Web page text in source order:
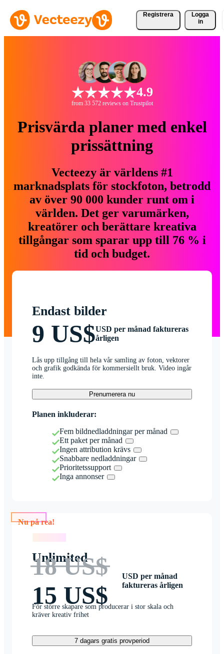
Registrera
Logga
in
4.9
from 33 572 reviews on Trustpilot
Prisvärda planer med enkel
prissättning
Vecteezy är världens #1
marknadsplats för stockfoton, betrodd
av över 90 000 kunder runt om i
världen. Det ger varumärken,
kreatörer och berättare kreativa
tillgångar som sparar upp till 76 % i
tid och budget.
Endast bilder
9 US$USD per månad faktureras
årligen
Lås upp tillgång till hela vår samling av foton, vektorer
och grafik godkända för kommersiellt bruk. Video ingår
inte.
Prenumerera nu
Planen inkluderar:
Fem bildnedladdningar per månad
Ett paket per månad
Ingen attribution krävs
Snabbare nedladdningar
Prioritetssupport
Inga annonser
Nu på rea!
Unlimited
18 US$
15 US$
USD per månad
faktureras årligen
För större skapare som producerar i stor skala och
kräver kreativ frihet
7 dagars gratis provperiod